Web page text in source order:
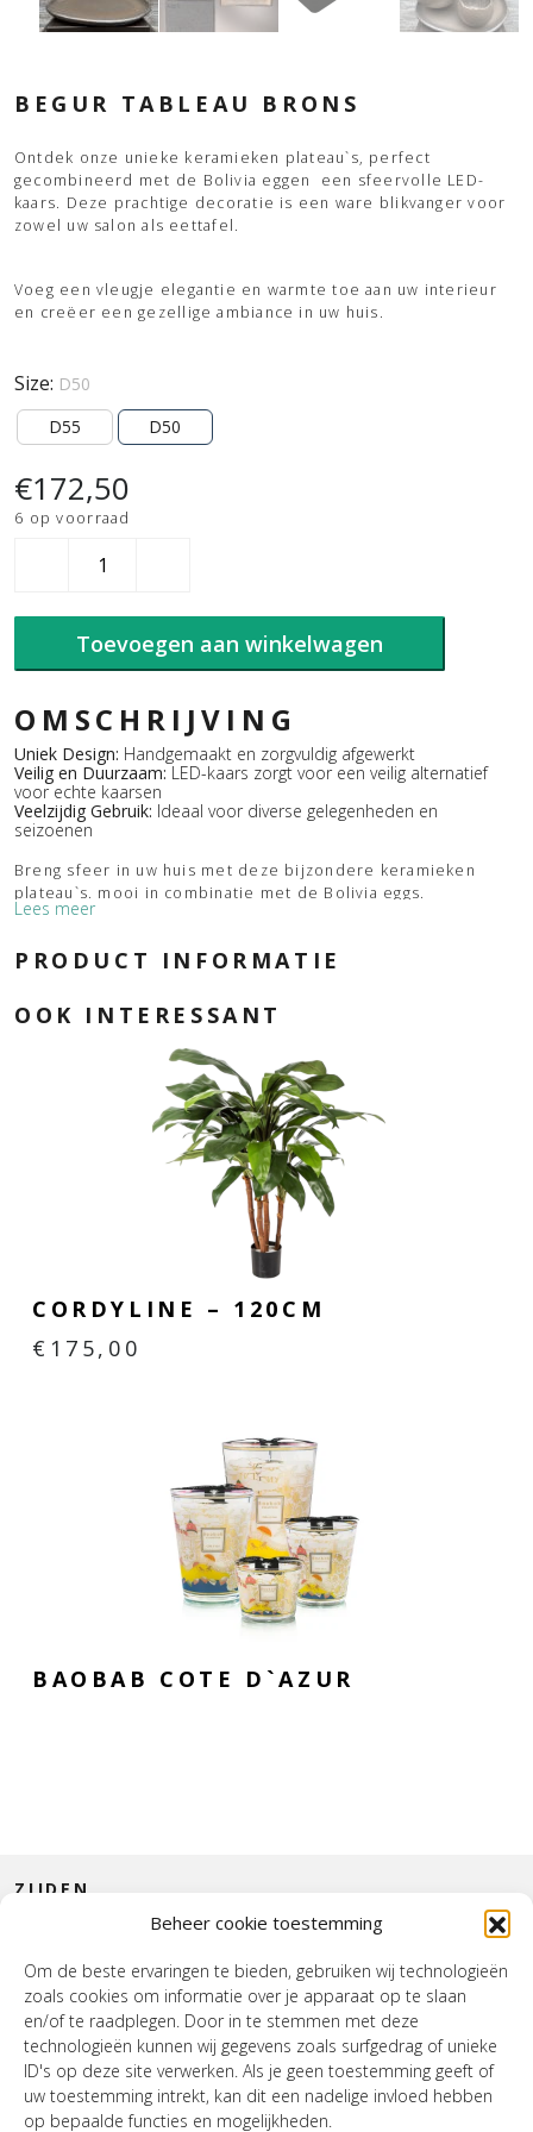
Beheer cookie toestemming
Om de beste ervaringen te bieden, gebruiken wij technologieën
zoals cookies om informatie over je apparaat op te slaan
en/of te raadplegen. Door in te stemmen met deze
technologieën kunnen wij gegevens zoals surfgedrag of unieke
ID's op deze site verwerken. Als je geen toestemming geeft of
uw toestemming intrekt, kan dit een nadelige invloed hebben
op bepaalde functies en mogelijkheden.
BEGUR TABLEAU BRONS
Ontdek onze unieke keramieken plateau`s, perfect
gecombineerd met de Bolivia eggen een sfeervolle LED-
kaars. Deze prachtige decoratie is een ware blikvanger voor
zowel uw salon als eettafel.
Voeg een vleugje elegantie en warmte toe aan uw interieur
en creëer een gezellige ambiance in uw huis.
Size: D50
D55
D50
€172,50
6 op voorraad
Toevoegen aan winkelwagen
OMSCHRIJVING
Uniek Design: Handgemaakt en zorgvuldig afgewerkt
Veilig en Duurzaam: LED-kaars zorgt voor een veilig alternatief
voor echte kaarsen
Veelzijdig Gebruik: Ideaal voor diverse gelegenheden en
seizoenen
Breng sfeer in uw huis met deze bijzondere keramieken
plateau`s. mooi in combinatie met de Bolivia eggs.
En maak het geheel af met de ledkaarsjes.
Lees meer
PRODUCT INFORMATIE
OOK INTERESSANT
CORDYLINE – 120CM
€ 175,00
BAOBAB COTE D`AZUR
HOUSE OF WURPEL
OPENINGSTIJDEN
ZIJDEN
INTERIEUR